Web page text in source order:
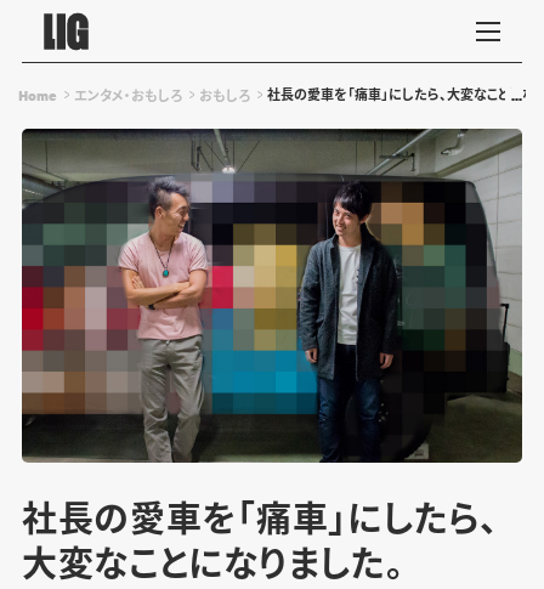
Home エンタメ・おもしろ おもしろ 社長の愛車を「痛車」にしたら、大変なことにな
社長の愛車を「痛車」にしたら、
大変なことになりました。